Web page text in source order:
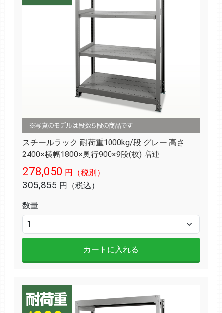
スチールラック 耐荷重1000kg/段 グレー 高さ
2400×横幅1800×奥行900×9段(枚) 増連
278,050 円（税別）
305,855 円（税込）
数量
カートに入れる